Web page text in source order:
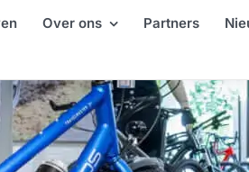
Over ons Partners